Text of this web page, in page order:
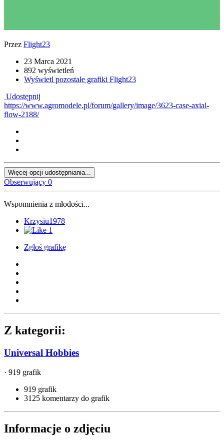
Przez Flight23
23 Marca 2021
892 wyświetleń
Wyświetl pozostałe grafiki Flight23
Udostępnij
https://www.agromodele.pl/forum/gallery/image/3623-case-axial-
flow-2188/
Więcej opcji udostępniania...
Obserwujący 0
Wspomnienia z młodości...
Krzysiu1978
1
Zgłoś grafikę
Z kategorii:
Universal Hobbies
· 919 grafik
919 grafik
3125 komentarzy do grafik
Informacje o zdjęciu